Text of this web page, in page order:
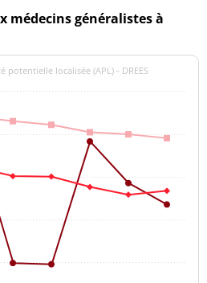
médecins généralistes à
potentielle localisée (APL) - DREES